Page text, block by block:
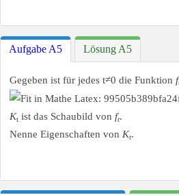
Aufgabe A5 Lösung A5
Gegeben ist für jedes t≠0 die Funktion f
Kt ist das Schaubild von ft.
Nenne Eigenschaften von Kt.